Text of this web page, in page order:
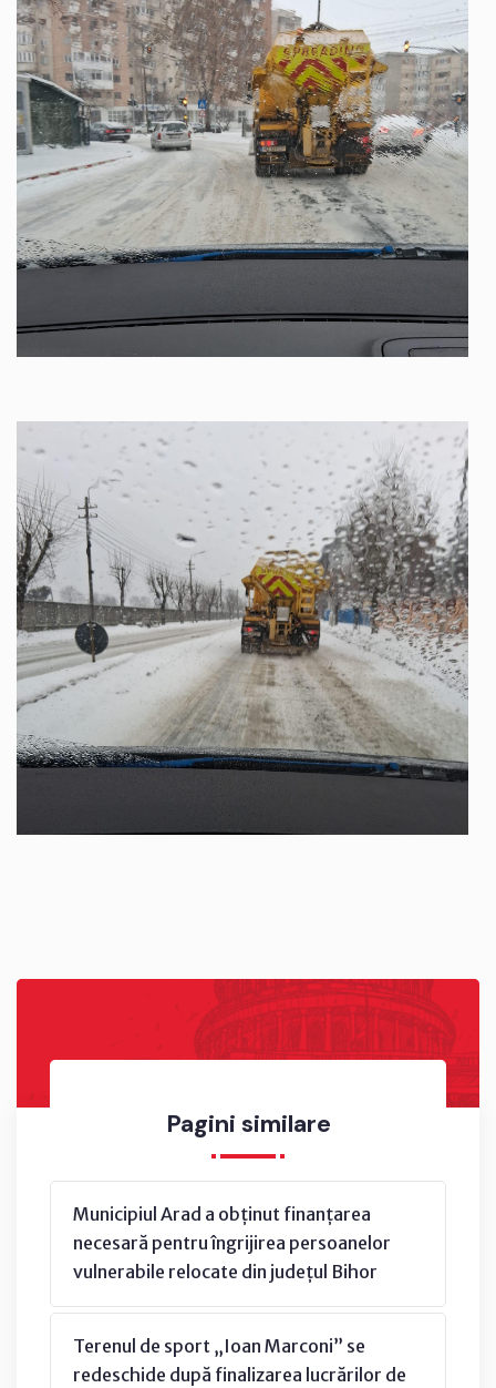
Pagini similare
Municipiul Arad a obținut finanțarea
necesară pentru îngrijirea persoanelor
vulnerabile relocate din județul Bihor
Terenul de sport „Ioan Marconi” se
redeschide după finalizarea lucrărilor de